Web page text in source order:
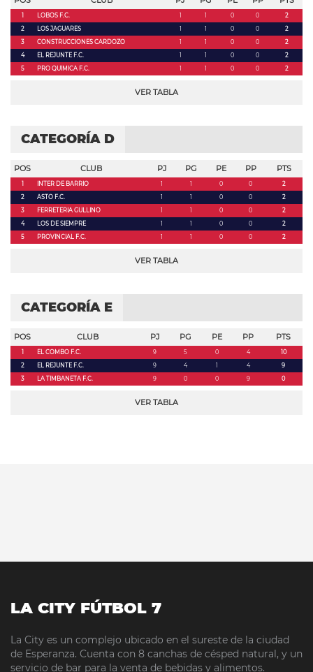
1 LOBOS F.C. 1 1 0 0
2
2
LOS JAGUARES 1 1 0 0
2
3
CONSTRUCCIONES CARDOZO 1 1 0 0
2
4
EL REJUNTE F.C. 1 1 0 0
2
5
PRO QUIMICA F.C. 1 1 0 0 2
VER TABLA
CATEGORÍA D
POS CLUB PJ PG PE PP PTS
1 INTER DE BARRIO 1 1 0 0
2
2
ASTO F.C. 1 1 0 0
2
3
FERRETERIA GULLINO 1 1 0 0
2
4
LOS DE SIEMPRE 1 1 0 0
2
5
PROVINCIAL F.C. 1 1 0 0 2
VER TABLA
CATEGORÍA E
POS CLUB PJ PG PE PP PTS
1 EL COMBO F.C. 9 5 0 4
10
2
EL REJUNTE F.C. 9 4 1 4
9
3
LA TIMBANETA F.C. 9 0 0 9 0
VER TABLA
LA CITY FÚTBOL 7
La City es un complejo ubicado en el sureste de la ciudad
de Esperanza. Cuenta con 8 canchas de césped natural, y un
servicio de bar para la venta de bebidas y alimentos.